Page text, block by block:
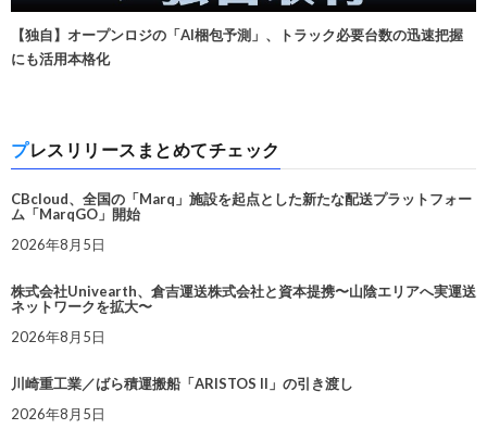
【独自】オープンロジの「AI梱包予測」、トラック必要台数の迅速把握
にも活用本格化
プレスリリースまとめてチェック
CBcloud、全国の「Marq」施設を起点とした新たな配送プラットフォー
ム「MarqGO」開始
2026年8月5日
株式会社Univearth、倉吉運送株式会社と資本提携〜山陰エリアへ実運送
ネットワークを拡大〜
2026年8月5日
川崎重工業／ばら積運搬船「ARISTOS II」の引き渡し
2026年8月5日